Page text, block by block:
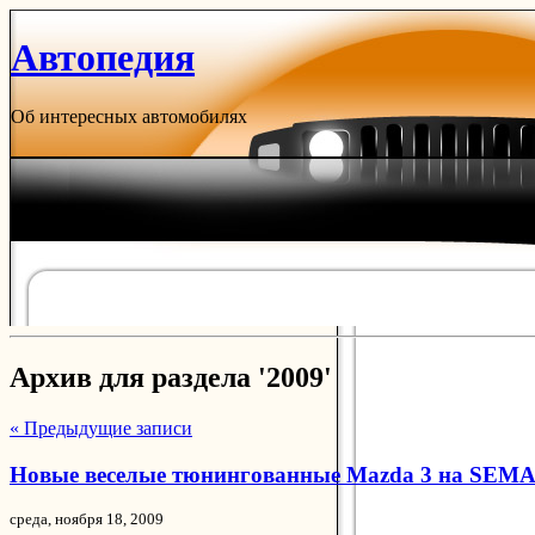
Автопедия
Об интересных автомобилях
Архив для раздела '2009'
« Предыдущие записи
Новые веселые тюнингованные Mazda 3 на SEMA
среда, ноября 18, 2009